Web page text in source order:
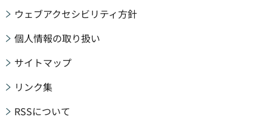
ウェブアクセシビリティ方針
個人情報の取り扱い
サイトマップ
リンク集
RSSについて